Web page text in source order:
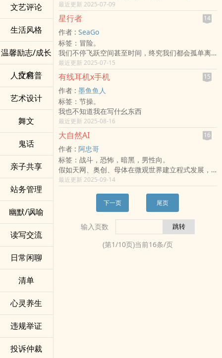
文艺评论
生活风格
温馨励志/成长
疗愈
人文科普
艺术设计
舞文
鬼话
亲子共享
站务管理
幽默/讽喻
读写交流
日常闲聊
清单
心灵养生
违规举证
投诉仲裁
书封感谢｜蓝钥匙(Blue Key)
了解我请走向个人网站。
心得回馈表单请点我。
以「生育」报效国家，以这副如「行走子宫」的躯
壳为人生意义而苟活。在那个Omega被当成过街老
鼠的年代，少年在劳改营中是否能获得救赎——
在尚未失去人性之前，我们都是人类。
注意事项：
因为那时是第一次尝试写ABO，因此许多东西都不
周到。
*几乎没有发情描写。
*主要配对是OO。
它们一直潜伏在地底，静静等候，伺机而出。
贝蒂·伯纳尔从来没想过，她会在一次平凡的家庭日
出游失去拥有一切。
她幸运地逃过一劫，却发现世界已经失序脱轨。
人类文明经历了无数战争，只有存有希望，往往都
能迎刃而解。
但这次，大自然却成为了我们的对手。
贝蒂很快知道，人类毫无胜算。
她孤身一人，只能在末日中迈步前进，寻找仅存的
救赎。
●科幻中篇小说，已完稿
●两天更新，欢迎收藏阅读
作者的话：
这次的题材是末日灾难，以西方风格及背景创作。
在短短2万多的篇幅里，总感觉塞了相当多的东西！
自己也好像跟着主角一起走了相当漫长的旅程，是
种很特别的感受。
我知道末日什幺的已经老梗到不能再老梗了，
但在这样的故事里，还是有我想要表达的东西。
希望大家阅读愉快。｡:.ﾟヽ(*´∀`)ﾉﾟ.:｡｡
最近更新 2025-07-09
星行者 14
作者 : SeaGo
标签：冒险。
我们不停飞跃空间甚至时间，终究我们都会孤单离
去，留下的只有故事...
原文发表于
繁忙一天之后，你是否驻足仰望星空过，现在城市
的天空还能看见星星吗？如果你曾看到过日落之后
的金星，可否想过你的想像力也可以飞跃星辰？慢
慢朝着太阳系外围飞去，先是火星，然后是繁忙的
小行星带，紧接着是闪亮的木星，以及带着环的土
星，然后再往外，是天王星，天王星之外，是深蓝
色的海王星，然后就是柯伊伯带，再往外，是需要
用至少2万年才能穿越的奥尔特星云...
这是一个星际勘探时代的飞行员日志，有爱情，有
想念，也有心理描述和脑洞，还有孤独，社交恐
惧，PTSD.
如果你是理工直男（借用本词，不一定是男性），
那这里也有基础星际航行的一些构成：天文单位，
速度和时间，小行星带，柯克伍德间隙，特洛伊
群，柯伊伯带，拉格朗日点，轨道共振，引力弹
弓，离心力和重心调整，星际空间站的结构和建造
材料，核聚变引擎，磁性约束，工质推进等等 “执
最近更新 2025-07-15
有线耳机x手机 15
作者 : 墨鱼鱼人
标签：节操。
我也不知道我在写什幺东西
最近更新 2025-08-16
大自然AI 16
作者 : 阿忠哥
标签：战斗，恐怖，暗黑，男性向。
假如天网、奥创、母体在微观世界建立程式发展，
那将会是什幺世界？杀人AI在大自然建立资讯程式
的帝国，计划谋夺全世界并执行人类灭绝方针。会
动有意识的毒气、强酸跟强碱的迷雾、僵尸军团，
各种想得到想不到的将在台湾发生。
最近更新 2025-09-14
下一页 尾页
输入页数
(第1/10页)当前16条/页